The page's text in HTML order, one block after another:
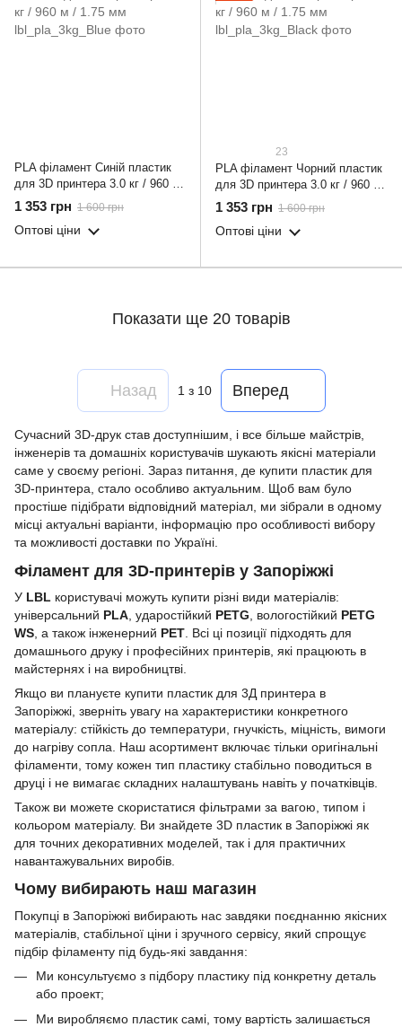
PLA філамент Синій пластик
для 3D принтера 3.0 кг / 960 м
/ 1.75 мм
1 353 грн 1 600 грн
Оптові ціни
23
PLA філамент Чорний пластик
для 3D принтера 3.0 кг / 960 м
/ 1.75 мм
1 353 грн 1 600 грн
Оптові ціни
Показати ще 20 товарів
Назад 1з 10 Вперед
Сучасний 3D-друк став доступнішим, і все більше майстрів,
інженерів та домашніх користувачів шукають якісні матеріали
саме у своєму регіоні. Зараз питання, де купити пластик для
3D-принтера, стало особливо актуальним. Щоб вам було
простіше підібрати відповідний матеріал, ми зібрали в одному
місці актуальні варіанти, інформацію про особливості вибору
та можливості доставки по Україні.
Філамент для 3D-принтерів у Запоріжжі
У LBL користувачі можуть купити різні види матеріалів:
універсальний PLA , ударостійкий PETG , вологостійкий PETG
WS , а також інженерний PET . Всі ці позиції підходять для
домашнього друку і професійних принтерів, які працюють в
майстернях і на виробництві.
Якщо ви плануєте купити пластик для 3Д принтера в
Запоріжжі, зверніть увагу на характеристики конкретного
матеріалу: стійкість до температури, гнучкість, міцність, вимоги
до нагріву сопла. Наш асортимент включає тільки оригінальні
філаменти, тому кожен тип пластику стабільно поводиться в
друці і не вимагає складних налаштувань навіть у початківців.
Також ви можете скористатися фільтрами за вагою, типом і
кольором матеріалу. Ви знайдете 3D пластик в Запоріжжі як
для точних декоративних моделей, так і для практичних
навантажувальних виробів.
Чому вибирають наш магазин
Покупці в Запоріжжі вибирають нас завдяки поєднанню якісних
матеріалів, стабільної ціни і зручного сервісу, який спрощує
підбір філаменту під будь-які завдання:
Ми консультуємо з підбору пластику під конкретну деталь
або проект;
Ми виробляємо пластик самі, тому вартість залишається